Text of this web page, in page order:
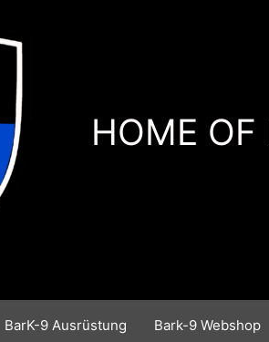
HOME OF
BarK-9 Ausrüstung Bark-9 Webshop